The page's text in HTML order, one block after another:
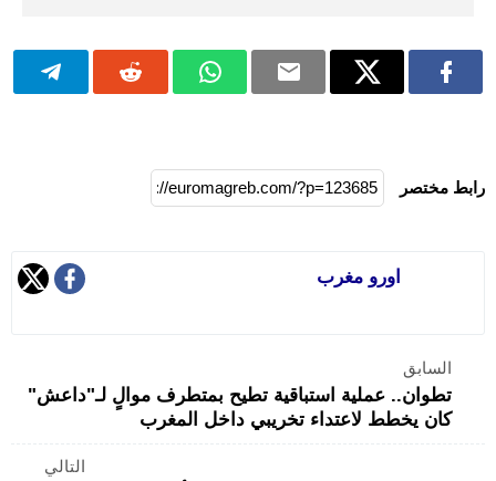
رابط مختصر
اورو مغرب
السابق
تطوان.. عملية استباقية تطيح بمتطرف موالٍ لـ"داعش"
كان يخطط لاعتداء تخريبي داخل المغرب
التالي